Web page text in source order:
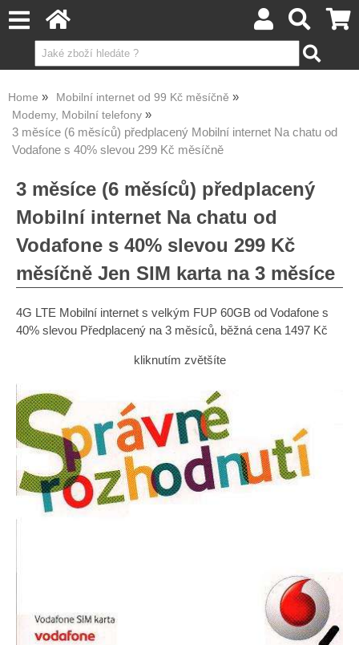
Home
Mobilní internet od 99 Kč měsíčně
Modemy, Mobilní telefony
3 měsíce (6 měsíců) předplacený Mobilní internet Na chatu od
Vodafone s 40% slevou 299 Kč měsíčně
3 měsíce (6 měsíců) předplacený
Mobilní internet Na chatu od
Vodafone s 40% slevou 299 Kč
měsíčně Jen SIM karta na 3 měsíce
4G LTE Mobilní internet s velkým FUP 60GB od Vodafone s
40% slevou Předplacený na 3 měsíců, běžná cena 1497 Kč
kliknutím zvětšíte